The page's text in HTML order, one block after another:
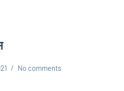
No comments